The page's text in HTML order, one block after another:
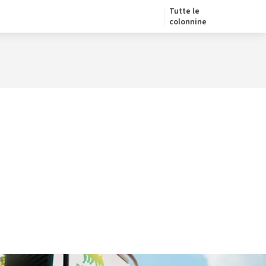
Tutte le
colonnine